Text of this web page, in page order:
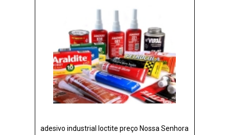
adesivo industrial loctite preço Nossa Senhora